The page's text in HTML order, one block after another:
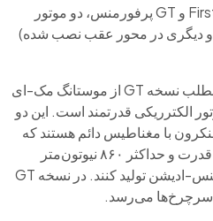
First Edition، California Route۱ و GT پرفورمنس، دو موتور
و دیگری در محور عقب نصب شده)
همان‌طور که گفته شد، در این مطلب نسخه GT از موستانگ مک-ای
الکترریکی قدرتمند است. این دو
با مغناطیس دائم هستند که
می‌توانند حداکثر ۴۸۰ اسب‌بخار قدرت و حداکثر ۸۶۰ نیوتون‌متر
گشتاور را در نسخه GT پرفورمنس-ادیشن تولید کنند. در نسخه GT